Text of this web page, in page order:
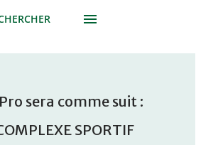
sera comme suit :
SPORTIF